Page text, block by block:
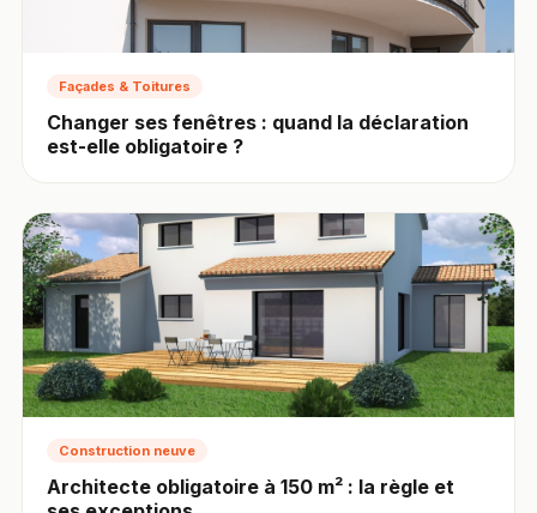
Façades & Toitures
Changer ses fenêtres : quand la déclaration
est-elle obligatoire ?
Construction neuve
Architecte obligatoire à 150 m² : la règle et